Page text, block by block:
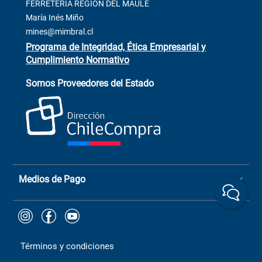
Contacto
Venta Terreno
Trabaja con Nosotros
+56 9 6779 0465
+(73) 256
ChileCompras
+56 9 9888 9549
FERRETERÍA REGIÓN DEL MAULE
María Inés Miño
mines@mimbral.cl
Programa de Integridad, Ética Empresarial y
Cumplimiento Normativo
Somos Proveedores del Estado
Medios de Pago
Términos y condiciones